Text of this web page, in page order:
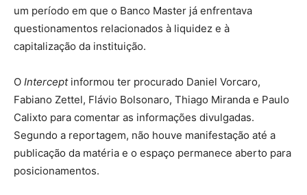
um período em que o Banco Master já enfrentava
questionamentos relacionados à liquidez e à
capitalização da instituição.
O Interceptinformou ter procurado Daniel Vorcaro,
Fabiano Zettel, Flávio Bolsonaro, Thiago Miranda e Paulo
Calixto para comentar as informações divulgadas.
Segundo a reportagem, não houve manifestação até a
publicação da matéria e o espaço permanece aberto para
posicionamentos.